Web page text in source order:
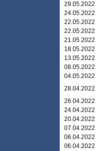
29.05.2022
24.05.2022
22.05.2022
22.05.2022
21.05.2022
18.05.2022
13.05.2022
08.05.2022
04.05.2022
28.04.2022
26.04.2022
24.04.2022
20.04.2022
07.04.2022
06.04.2022
06.04.2022